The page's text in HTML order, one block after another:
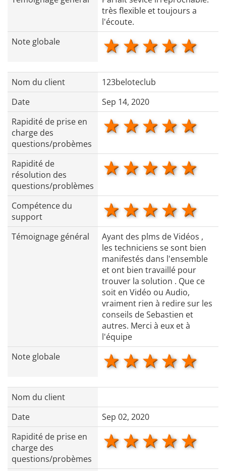
très flexible et toujours a
l'écoute.
Note globale
4
3 stars
2 stars
1 star
Nom du client
123beloteclub
Date
Sep 14, 2020
Rapidité de prise en
charge des
questions/probèmes
4
3 stars
2 stars
1 star
Rapidité de
résolution des
questions/problèmes
4
3 stars
2 stars
1 star
Compétence du
support
4
3 stars
2 stars
1 star
Témoignage général
Ayant des plms de Vidéos ,
les techniciens se sont bien
manifestés dans l'ensemble
et ont bien travaillé pour
trouver la solution . Que ce
soit en Vidéo ou Audio,
vraiment rien à redire sur les
conseils de Sebastien et
autres. Merci à eux et à
l'équipe
Note globale
4
3 stars
2 stars
1 star
Nom du client
Date
Sep 02, 2020
Rapidité de prise en
charge des
questions/probèmes
4
3 stars
2 stars
1 star